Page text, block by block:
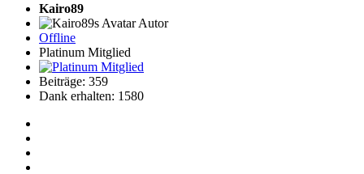
Kairo89
Autor
Offline
Platinum Mitglied
Beiträge: 359
Dank erhalten: 1580